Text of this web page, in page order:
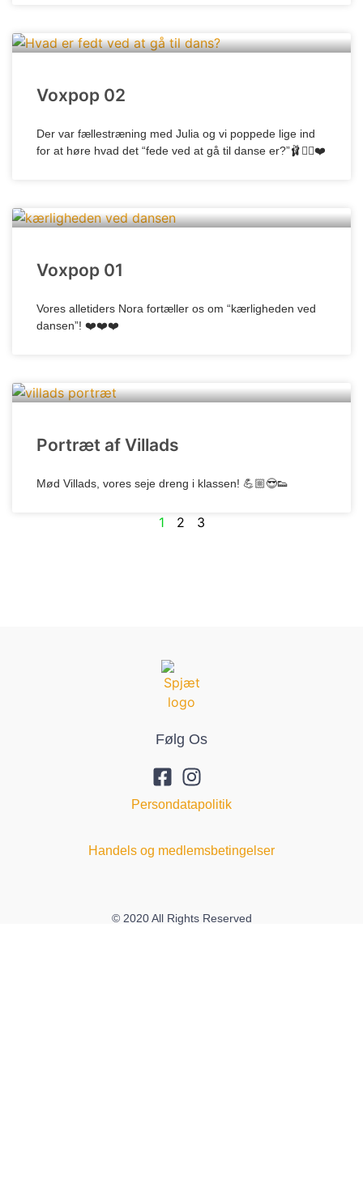
Voxpop 02
Der var fællestræning med Julia og vi poppede lige ind
for at høre hvad det “fede ved at gå til danse er?”🩰👍🏼❤️
Voxpop 01
Vores alletiders Nora fortæller os om “kærligheden ved
dansen”! ❤️❤️❤️
Portræt af Villads
Mød Villads, vores seje dreng i klassen! 💪🏼😎👟
1 2 3
Følg Os
Persondatapolitik
Handels og medlemsbetingelser
© 2020 All Rights Reserved